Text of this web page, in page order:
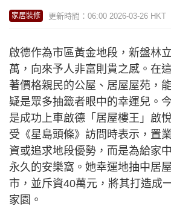
家居裝修 更新時間：06:00 2026-03-26 HKT
啟德作為市區黃金地段，新盤林
萬，向來予人非富則貴之感。在
著價格親民的公屋、居屋屋苑，
疑是眾多抽籤者眼中的幸運兒。
是成功上車啟德「居屋樓王」啟
受《星島頭條》訪問時表示，置
資或追求地段優勢，而是為給家
永久的安樂窩。她幸運地抽中居
市，並斥資40萬元，將其打造成
家園。